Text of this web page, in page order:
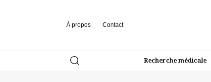
À propos Contact
Recherche médicale